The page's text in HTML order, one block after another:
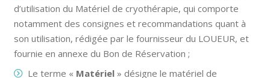
d’utilisation du Matériel de cryothérapie, qui comporte
notamment des consignes et recommandations quant à
son utilisation, rédigée par le fournisseur du LOUEUR, et
fournie en annexe du Bon de Réservation ;
Le terme « Matériel» désigne le matériel de